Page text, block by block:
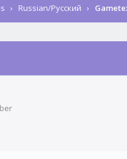
› Russian/Русский ›